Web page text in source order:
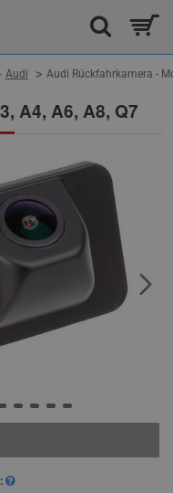
A4, A6, A8, Q7
Audi Audi Rückfahrkamera -